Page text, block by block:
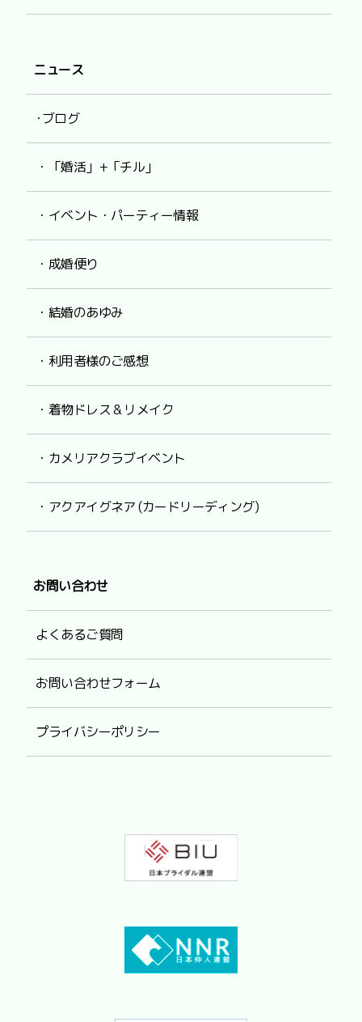
ニュース
･ブログ
・「婚活」+「チル」
・イベント・パーティー情報
・成婚便り
・結婚のあゆみ
・利用者様のご感想
・着物ドレス & リメイク
・カメリアクラブイベント
・アクアイグネア (カードリーディング)
お問い合わせ
よくあるご質問
お問い合わせフォーム
プライバシーポリシー